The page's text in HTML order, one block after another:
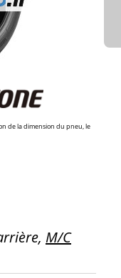
de la dimension du pneu, le
M/C